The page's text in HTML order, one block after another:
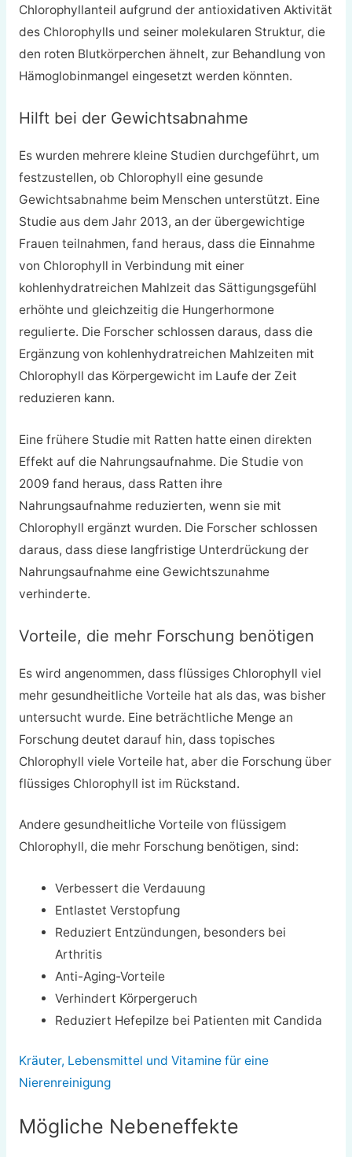
Chlorophyllanteil aufgrund der antioxidativen Aktivität
des Chlorophylls und seiner molekularen Struktur, die
den roten Blutkörperchen ähnelt, zur Behandlung von
Hämoglobinmangel eingesetzt werden könnten.
Hilft bei der Gewichtsabnahme
Es wurden mehrere kleine Studien durchgeführt, um
festzustellen, ob Chlorophyll eine gesunde
Gewichtsabnahme beim Menschen unterstützt. Eine
Studie aus dem Jahr 2013, an der übergewichtige
Frauen teilnahmen, fand heraus, dass die Einnahme
von Chlorophyll in Verbindung mit einer
kohlenhydratreichen Mahlzeit das Sättigungsgefühl
erhöhte und gleichzeitig die Hungerhormone
regulierte. Die Forscher schlossen daraus, dass die
Ergänzung von kohlenhydratreichen Mahlzeiten mit
Chlorophyll das Körpergewicht im Laufe der Zeit
reduzieren kann.
Eine frühere Studie mit Ratten hatte einen direkten
Effekt auf die Nahrungsaufnahme. Die Studie von
2009 fand heraus, dass Ratten ihre
Nahrungsaufnahme reduzierten, wenn sie mit
Chlorophyll ergänzt wurden. Die Forscher schlossen
daraus, dass diese langfristige Unterdrückung der
Nahrungsaufnahme eine Gewichtszunahme
verhinderte.
Vorteile, die mehr Forschung benötigen
Es wird angenommen, dass flüssiges Chlorophyll viel
mehr gesundheitliche Vorteile hat als das, was bisher
untersucht wurde. Eine beträchtliche Menge an
Forschung deutet darauf hin, dass topisches
Chlorophyll viele Vorteile hat, aber die Forschung über
flüssiges Chlorophyll ist im Rückstand.
Andere gesundheitliche Vorteile von flüssigem
Chlorophyll, die mehr Forschung benötigen, sind:
Verbessert die Verdauung
Entlastet Verstopfung
Reduziert Entzündungen, besonders bei
Arthritis
Anti-Aging-Vorteile
Verhindert Körpergeruch
Reduziert Hefepilze bei Patienten mit Candida
Kräuter, Lebensmittel und Vitamine für eine
Nierenreinigung
Mögliche Nebeneffekte